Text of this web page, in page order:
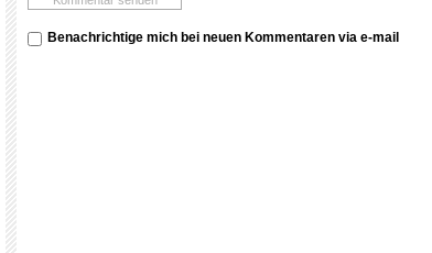
Benachrichtige mich bei neuen Kommentaren via e-mail